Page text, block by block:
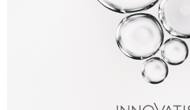
每筆NT$80，滿NT$2,000(含以上)免運費
每筆NT$80，滿NT$2,000(含以上)免運費